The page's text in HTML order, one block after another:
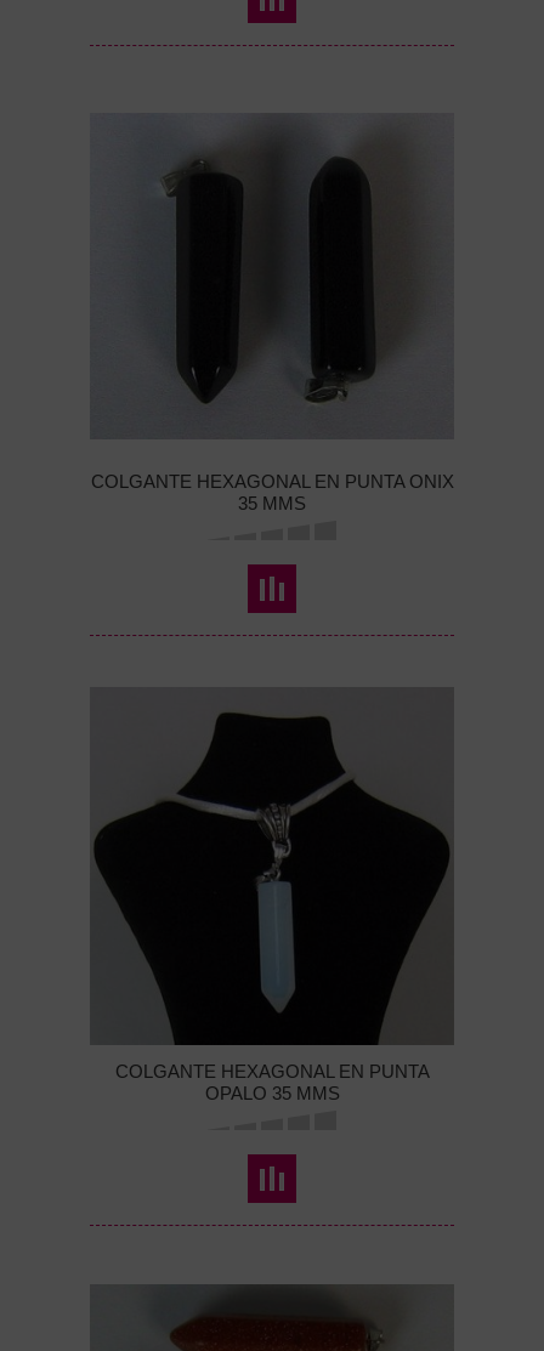
COLGANTE HEXAGONAL EN PUNTA ONIX
35 MMS
COLGANTE HEXAGONAL EN PUNTA
OPALO 35 MMS